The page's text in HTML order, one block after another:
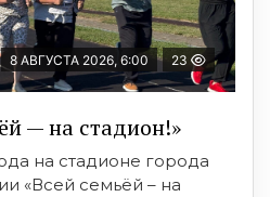
8 АВГУСТА 2026, 6:00 23
— на стадион!»
на стадионе города
«Всей семьёй – на